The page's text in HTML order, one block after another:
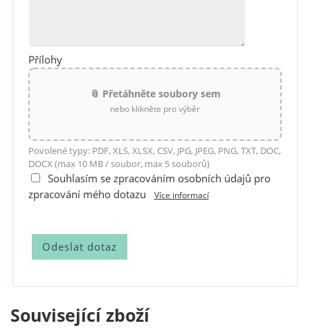
Přílohy
📎 Přetáhněte soubory sem
nebo klikněte pro výběr
Povolené typy: PDF, XLS, XLSX, CSV, JPG, JPEG, PNG, TXT, DOC,
DOCX (max 10 MB / soubor, max 5 souborů)
Souhlasím se zpracováním osobních údajů pro
zpracování mého dotazu
Více informací
Související zboží